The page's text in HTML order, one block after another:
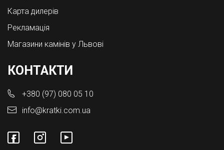
Карта дилерів
Рекламація
Магазини камінів у Львові
КОНТАКТИ
+380 (97) 080 05 10
info@kratki.com.ua